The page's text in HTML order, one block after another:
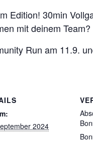
Edition! 30min
mit deinem Team?
Run am 11.9.
2024